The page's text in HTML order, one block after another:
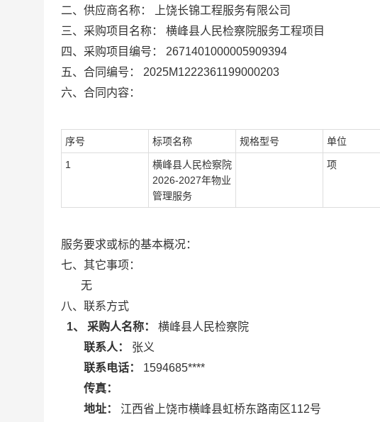
二、供应商名称：
上饶长锦工程服务有限公司
三、采购项目名称：
横峰县人民检察院服务工程项目
四、采购项目编号：
2671401000005909394
五、合同编号：
2025M1222361199000203
六、合同内容：
序号 标项名称 规格型号 单位
1
横峰县人民检察院
2026-2027年物业
管理服务
项
服务要求或标的基本概况：
七、其它事项：
无
八、联系方式
1、 采购人名称：
横峰县人民检察院
联系人：
张义
联系电话：
1594685****
传真：
地址：
江西省上饶市横峰县虹桥东路南区112号